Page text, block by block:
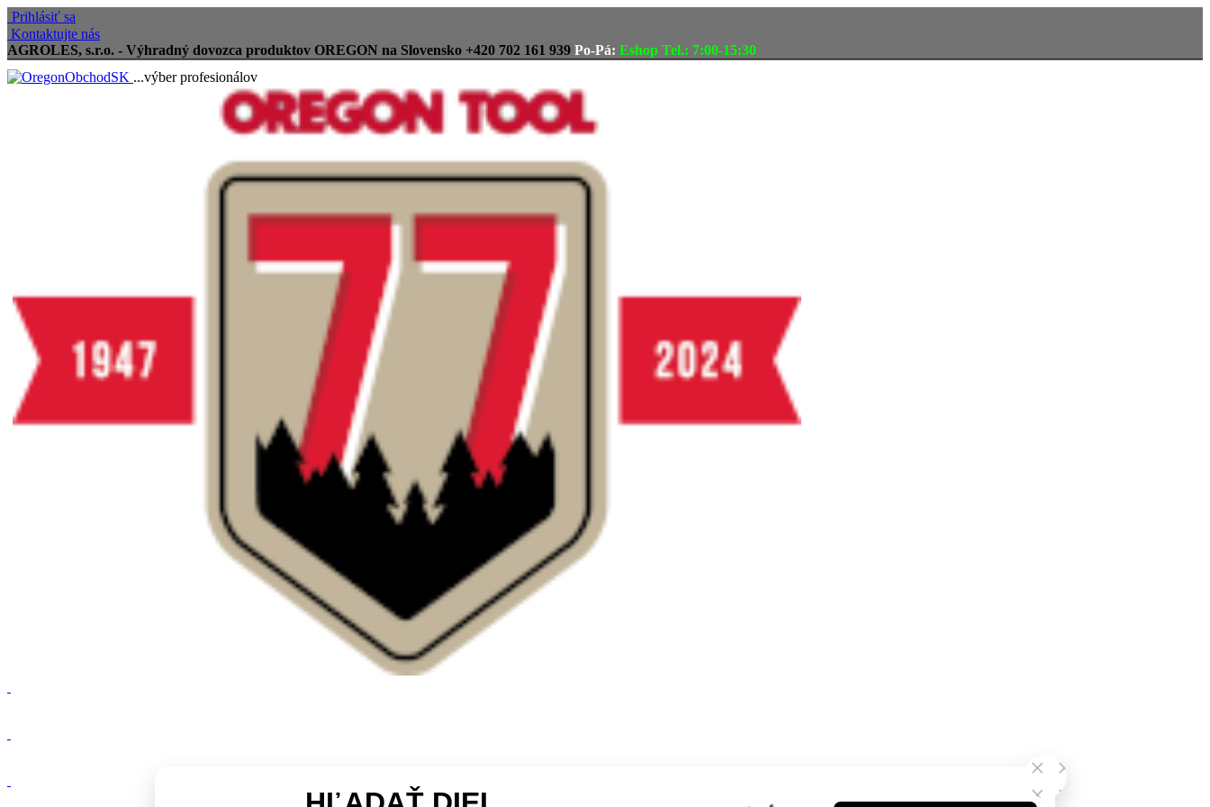
Prihlásiť sa
Kontaktujte nás
AGROLES, s.r.o. - Výhradný dovozca produktov OREGON na Slovensko +420 702 161 939 Po-Pá: Eshop Tel.: 7:00-15:30
...výber profesionálov